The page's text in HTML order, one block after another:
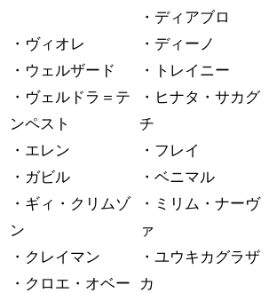
・ヴィオレ
・ウェルザード
・ヴェルドラ＝テ
ンペスト
・エレン
・ガビル
・ギィ・クリムゾ
ン
・クレイマン
・クロエ・オベー
・ディアブロ
・ディーノ
・トレイニー
・ヒナタ・サカグ
チ
・フレイ
・ベニマル
・ミリム・ナーヴ
ァ
・ユウキカグラザ
カ